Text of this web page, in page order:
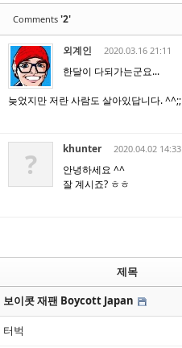
Comments '2'
외계인 2020.03.16 21:11
한달이 다되가는군요...
늦었지만 저란 사람도 살아있답니다. ^^;;
? khunter 2020.04.02 14:33
안녕하세요 ^^
잘 계시죠? ㅎㅎ
제목
보이콧 재팬 Boycott Japan
터벅